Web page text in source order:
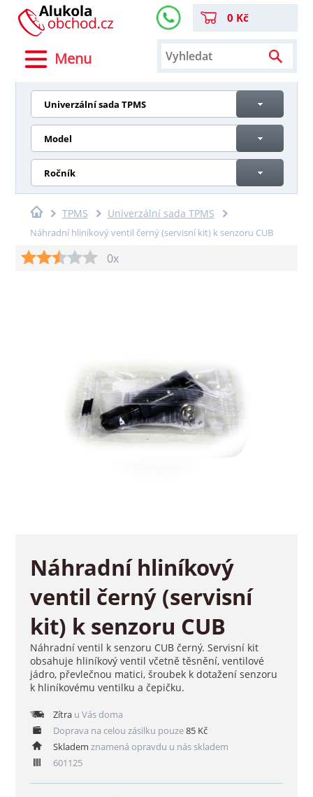
Menu
0 Kč
Univerzální sada TPMS
Model
Ročník
TPMS Univerzální sada TPMS
Náhradní hliníkový ventil černý (servisní kit) k senzoru CUB
0x
Náhradní hliníkový
ventil černý (servisní
kit) k senzoru CUB
Náhradní ventil k senzoru CUB černý. Servisní kit
obsahuje hliníkový ventil včetně těsnění, ventilové
jádro, převlečnou matici, šroubek k dotažení senzoru
k hliníkovému ventilku a čepičku.
Zítrau Vás doma
Doprava na celou zásilku pouze85 Kč
Skladem znamená opravdu u nás skladem
601125